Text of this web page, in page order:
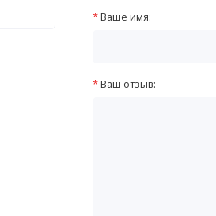
Ваше имя:
Ваш отзыв: